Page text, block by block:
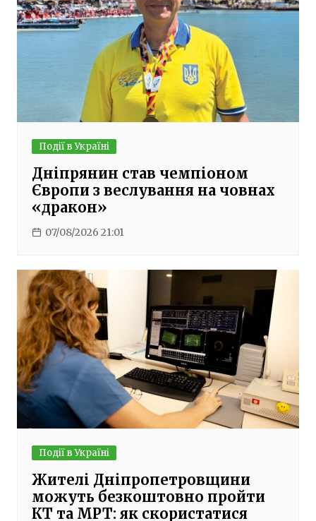
Події в Україні
Дніпрянин став чемпіоном
Європи з веслування на човнах
«дракон»
07/08/2026 21:01
Події в Україні
Жителі Дніпропетровщини
можуть безкоштовно пройти
КТ та МРТ: як скористатися